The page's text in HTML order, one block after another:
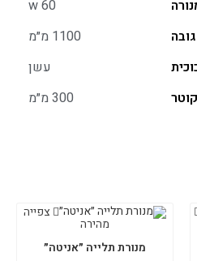
w 60
גובה
1100 מ״מ
עשן
קוטר
300 מ״מ
צפייה
מהירה
מנורת תלייה ״אניטה״